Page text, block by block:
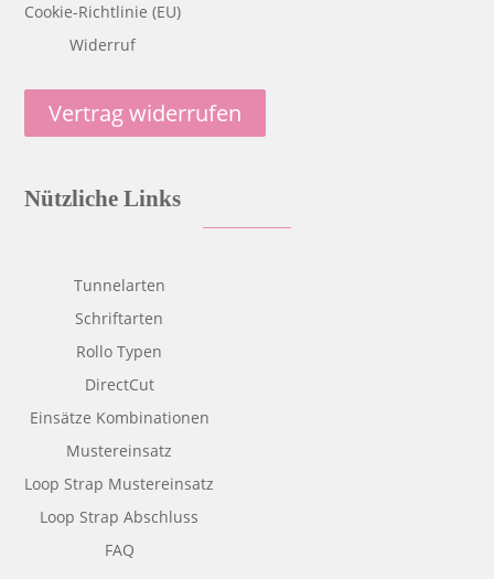
Cookie-Richtlinie (EU)
Widerruf
Vertrag widerrufen
Nützliche Links
Tunnelarten
Schriftarten
Rollo Typen
DirectCut
Einsätze Kombinationen
Mustereinsatz
Loop Strap Mustereinsatz
Loop Strap Abschluss
FAQ